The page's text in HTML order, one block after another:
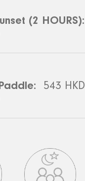
(2 HOURS):
543 HKD